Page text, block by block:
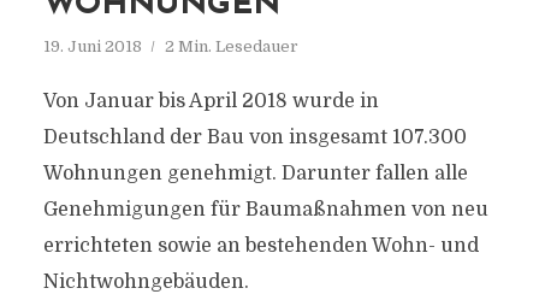
19. Juni 2018 2 Min. Lesedauer
Von Januar bis April 2018 wurde in
Deutschland der Bau von insgesamt 107.300
Wohnungen genehmigt. Darunter fallen alle
Genehmigungen für Baumaßnahmen von neu
errichteten sowie an bestehenden Wohn- und
Nichtwohngebäuden.